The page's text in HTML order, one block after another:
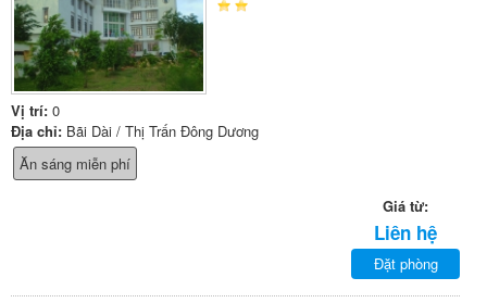
Vị trí: 0
Địa chỉ: Bãi Dài / Thị Trấn Đông Dương
Ăn sáng miễn phí
Giá từ:
Liên hệ
Đặt phòng